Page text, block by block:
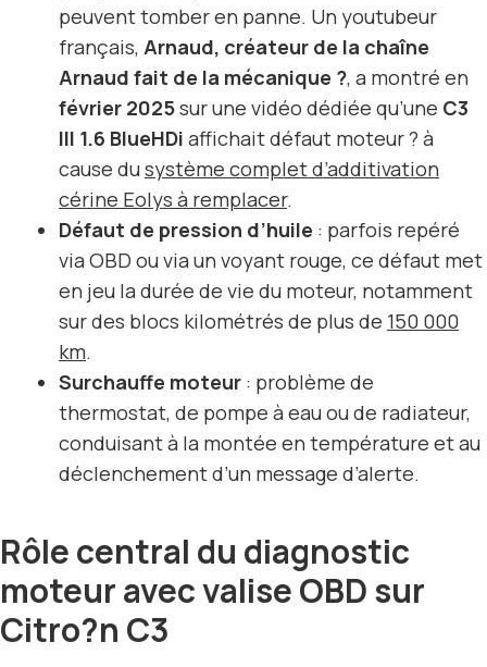
peuvent tomber en panne. Un youtubeur
français, Arnaud, créateur de la chaîne
Arnaud fait de la mécanique ?, a montré en
février 2025sur une vidéo dédiée qu’une C3
III 1.6 BlueHDi affichait défaut moteur ? à
cause du système complet d’additivation
cérine Eolys à remplacer.
Défaut de pression d’huile : parfois repéré
via OBD ou via un voyant rouge, ce défaut met
en jeu la durée de vie du moteur, notamment
sur des blocs kilométrés de plus de 150 000
km.
Surchauffe moteur : problème de
thermostat, de pompe à eau ou de radiateur,
conduisant à la montée en température et au
déclenchement d’un message d’alerte.
Rôle central du diagnostic
moteur avec valise OBD sur
Citro?n C3